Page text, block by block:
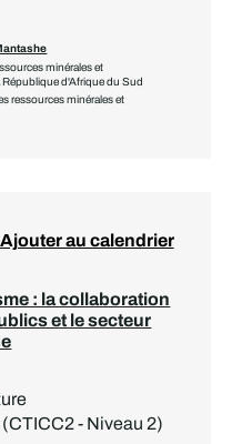
minérales et
République d'Afrique du Sud
ressources minérales et
: la collaboration
et le secteur
- Niveau 2)
Ajouter au calendrier